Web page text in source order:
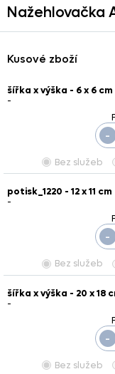
Nažehlovačka
Kusové zboží
šířka x výška - 6 x 6 cm
-
-
Bez služeb
potisk_1220 - 12 x 11 cm
-
-
Bez služeb
šířka x výška - 20 x 18
-
-
Bez služeb